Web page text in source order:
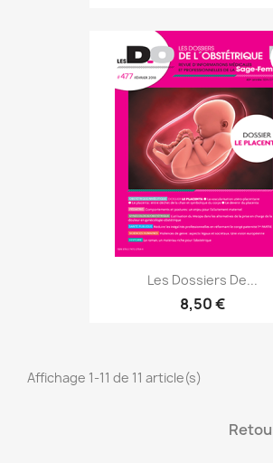
Les Dossiers De...
8,50 €
Affichage 1-11 de 11 article(s)